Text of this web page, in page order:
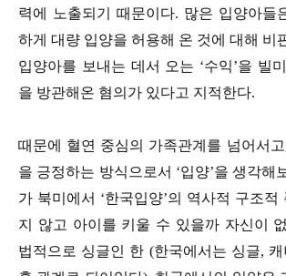
력에 노출되기 때문이다. 많은 입양아들
하게 대량 입양을 허용해 온 것에 대해 비
입양아를 보내는 데서 오는 ‘수익’을 빌
을 방관해온 혐의가 있다고 지적한다.
때문에 혈연 중심의 가족관계를 넘어서
을 긍정하는 방식으로서 ‘입양’을 생각해
가 북미에서 ‘한국입양’의 역사적 구조
지 않고 아이를 키울 수 있을까 자신이
법적으로 싱글인 한 (한국에서는 싱글,